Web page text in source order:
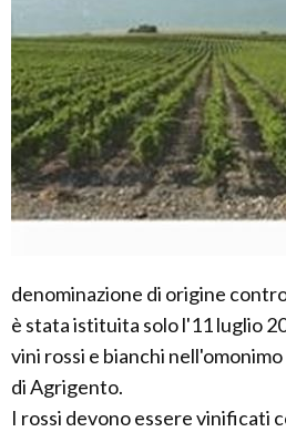
denominazione di origine
è stata istituita solo l'11 luglio
vini rossi e bianchi
di Agrigento.
I rossi devono essere vinificati